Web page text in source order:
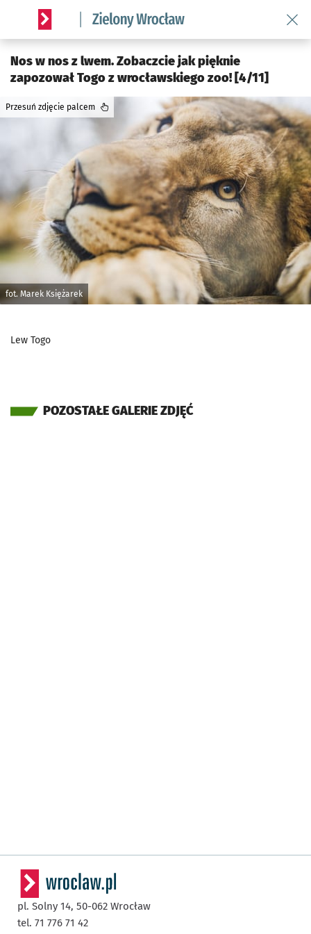
Serwis informacyjny wroclaw.pl podserwis: Środowisko we
Nos w nos z lwem. Zobaczcie jak pięknie
zapozował Togo z wrocławskiego zoo! [4/11]
fot. Marek Księżarek
Przesuń zdjęcie palcem
Lew Togo
POZOSTAŁE GALERIE ZDJĘĆ
pl. Solny 14, 50-062 Wrocław
tel. 71 776 71 42